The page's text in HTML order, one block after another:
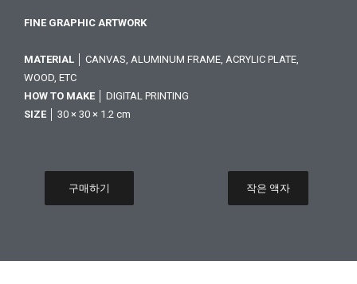
FINE GRAPHIC ARTWORK
MATERIAL │ CANVAS, ALUMINUM FRAME, ACRYLIC PLATE,
WOOD, ETC
HOW TO MAKE │ DIGITAL PRINTING
SIZE │ 30 × 30 × 1.2 cm
구매하기 작은 액자